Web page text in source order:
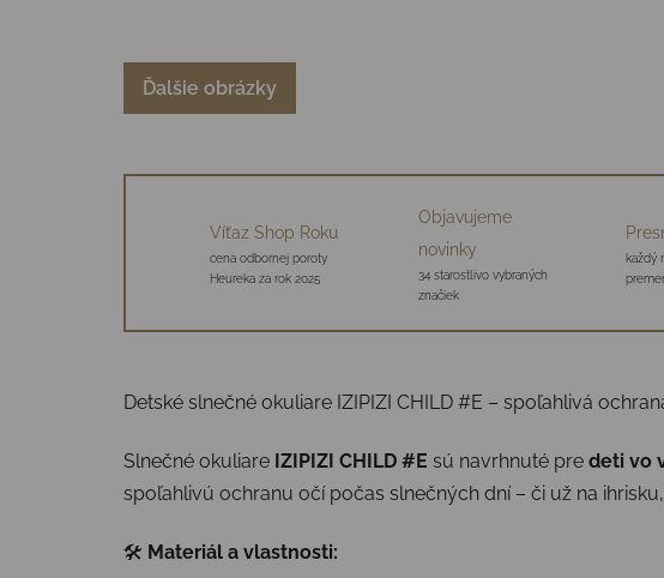
Ďalšie obrázky
Víťaz Shop Roku
cena odbornej poroty
Heureka za rok 2025
Objavujeme
novinky
34 starostlivo vybraných
značiek
každý
Detské slnečné okuliare IZIPIZI CHILD #E – spoľahlivá
Slnečné okuliare IZIPIZI CHILD #E sú navrhnuté pre deti vo
spoľahlivú ochranu očí počas slnečných dní – či už na
🛠 Materiál a vlastnosti: